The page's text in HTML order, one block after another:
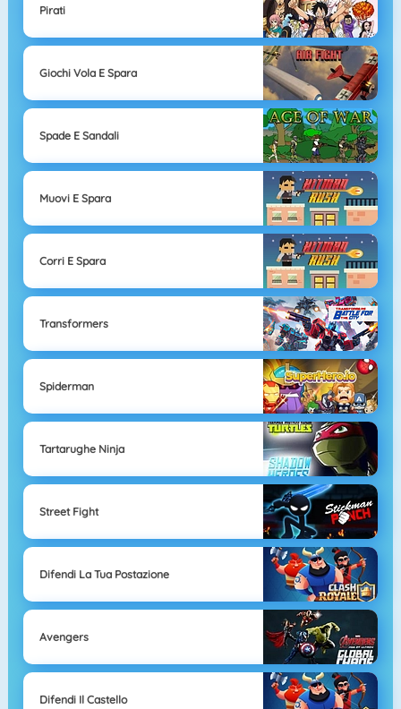
Pirati
Giochi Vola E Spara
Spade E Sandali
Muovi E Spara
Corri E Spara
Transformers
Spiderman
Tartarughe Ninja
Street Fight
Difendi La Tua Postazione
Avengers
Difendi Il Castello